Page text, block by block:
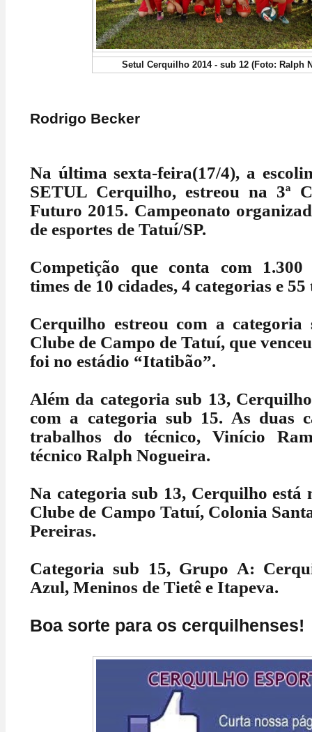
Setul Cerquilho 2014 - sub 12 (Foto: Ralph
Rodrigo Becker
Na última sexta-feira(17/4), a
SETUL Cerquilho, estreou na 3ª
Futuro 2015. Campeonato
de esportes de Tatuí/SP.
Competição que conta com 1.300
times de 10 cidades, 4 categorias e 55
Cerquilho estreou com a
Clube de Campo de Tatuí, que
foi no estádio “Itatibão”.
Além da categoria sub 13,
com a categoria sub 15. As duas
trabalhos do técnico, Vinício
técnico Ralph Nogueira.
Na categoria sub 13, Cerquilho está
Clube de Campo Tatuí, Colonia
Pereiras.
Categoria sub 15, Grupo A:
Azul, Meninos de Tietê e Itapeva.
Boa sorte para os cerquilhenses!